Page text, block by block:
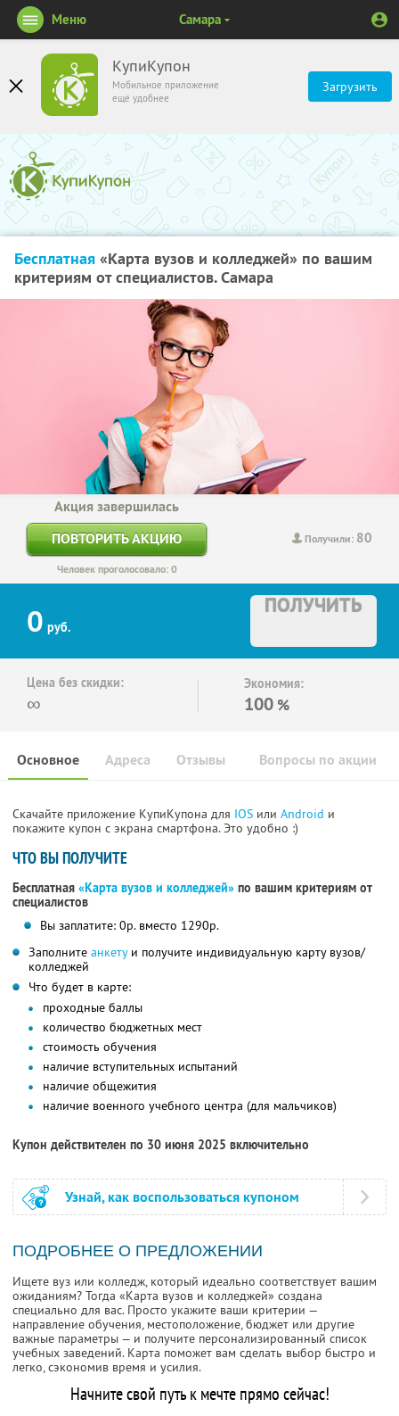
КупиКупон
Мобильное приложение
ещё удобнее
Загрузить
Меню Самара
Бесплатная «Карта вузов и колледжей» по вашим
критериям от специалистов. Самара
Получили: 80
Акция завершилась
ПОВТОРИТЬ АКЦИЮ
Человек проголосовало: 0
0 руб.
ПОЛУЧИТЬ
Цена без скидки:
∞
Экономия:
100 %
Основное Отзывы Вопросы по акции
Адреса
Скачайте приложение КупиКупона для IOS или Android и
покажите купон с экрана смартфона. Это удобно :)
ЧТО ВЫ ПОЛУЧИТЕ
Бесплатная «Карта вузов и колледжей» по вашим критериям от
специалистов
Вы заплатите: 0р. вместо 1290р.
Заполните анкетуи получите индивидуальную карту вузов/
колледжей
Что будет в карте:
проходные баллы
количество бюджетных мест
стоимость обучения
наличие вступительных испытаний
наличие общежития
наличие военного учебного центра (для мальчиков)
Купон действителен по 30 июня 2025 включительно
Узнай, как воспользоваться купоном
ПОДРОБНЕЕ О ПРЕДЛОЖЕНИИ
Ищете вуз или колледж, который идеально соответствует вашим
ожиданиям? Тогда «Карта вузов и колледжей» создана
специально для вас. Просто укажите ваши критерии —
направление обучения, местоположение, бюджет или другие
важные параметры — и получите персонализированный список
учебных заведений. Карта поможет вам сделать выбор быстро и
легко, сэкономив время и усилия.
Начните свой путь к мечте прямо сейчас!